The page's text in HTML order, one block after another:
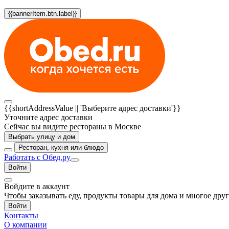
{{bannerItem.btn.label}}
{{shortAddressValue || 'Выберите адрес доставки'}}
Уточните адрес доставки
Сейчас вы видите рестораны в Москве
Выбрать улицу и дом
Ресторан, кухня или блюдо
Работать с Обед.ру
Войти
Войдите в аккаунт
Чтобы заказывать еду, продукты товары для дома и многое
Войти
Контакты
О компании